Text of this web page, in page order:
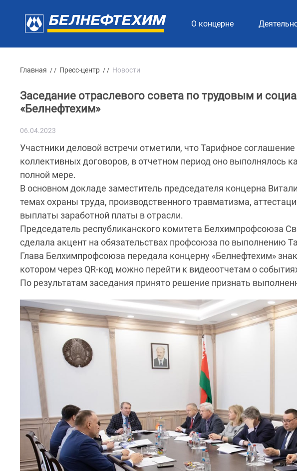
О концерне
Главная / / Пресс-центр / / Новости
Заседание отраслевого совета по трудовым и
«Белнефтехим»
06.04.2023
Участники деловой встречи отметили, что Тарифное
коллективных договоров, в отчетном период оно выполнялось
полной мере.
В основном докладе заместитель председателя концерна
темах охраны труда, производственного травматизма,
выплаты заработной платы в отрасли.
Председатель республиканского комитета Белхимпрофсоюза
сделала акцент на обязательствах профсоюза по выполнению
Глава Белхимпрофсоюза передала концерну «Белнефтехим»
котором через QR-код можно перейти к видеоотчетам о
По результатам заседания принято решение признать